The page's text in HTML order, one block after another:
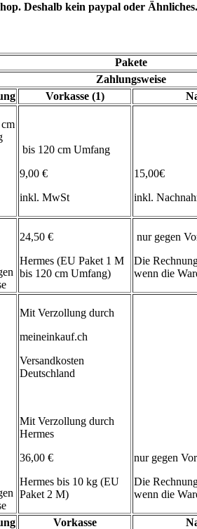
Deshalb kein paypal oder Ähnliches.
Pakete
Zahlungsweise
Vorkasse (1)
Vorkasse
bis 120 cm Umfang
9,00 €
inkl. MwSt
15,00€
inkl.
24,50 €
Hermes (EU Paket 1 M
bis 120 cm Umfang)
nur gegen
Die
wenn die
Mit Verzollung durch
meineinkauf.ch
Versandkosten
Deutschland
Mit Verzollung durch
Hermes
36,00 €
Hermes bis 10 kg (EU
Paket 2 M)
nur gegen
Die
wenn die